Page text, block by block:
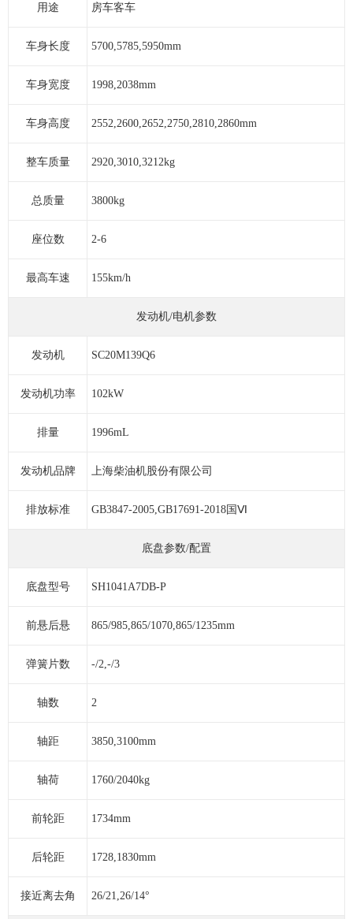
用途 房车客车
车身长度 5700,5785,5950mm
车身宽度 1998,2038mm
车身高度 2552,2600,2652,2750,2810,2860mm
整车质量 2920,3010,3212kg
总质量 3800kg
座位数 2-6
最高车速 155km/h
发动机/电机参数
发动机 SC20M139Q6
发动机功率 102kW
排量 1996mL
发动机品牌 上海柴油机股份有限公司
排放标准 GB3847-2005,GB17691-2018国Ⅵ
底盘参数/配置
底盘型号 SH1041A7DB-P
前悬后悬 865/985,865/1070,865/1235mm
弹簧片数 -/2,-/3
轴数 2
轴距 3850,3100mm
轴荷 1760/2040kg
前轮距 1734mm
后轮距 1728,1830mm
接近离去角 26/21,26/14°